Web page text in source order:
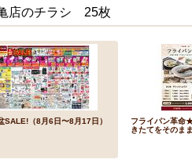
店のチラシ 25枚
SALE!（8月6日〜8月17日）
フライパン革命
きたてをそのま